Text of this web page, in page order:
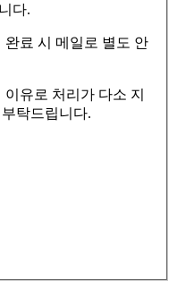
다.
료 시 메일로 별도 안
유로 처리가 다소 지
탁드립니다.